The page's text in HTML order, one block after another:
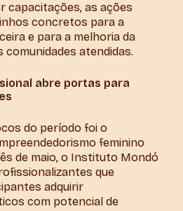
capacitações, as ações
concretos para a
e para a melhoria da
comunidades atendidas.
abre portas para
do período foi o
feminino
de maio, o Instituto Mondó
que
adquirir
com potencial de